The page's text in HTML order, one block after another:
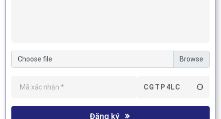
Choose file
CGTP4LC
Đăng ký